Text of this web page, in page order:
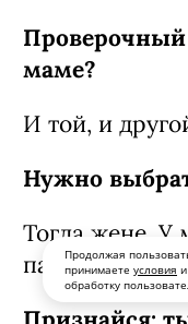
Продолжая
принимаете условия
обработку
Проверочный
маме?
И той, и
Нужно
Тогда жене. У
папа.